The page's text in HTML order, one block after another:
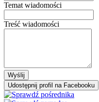
Temat wiadomości
Treść wiadomości
Wyślij
Udostępnij profil na Facebooku